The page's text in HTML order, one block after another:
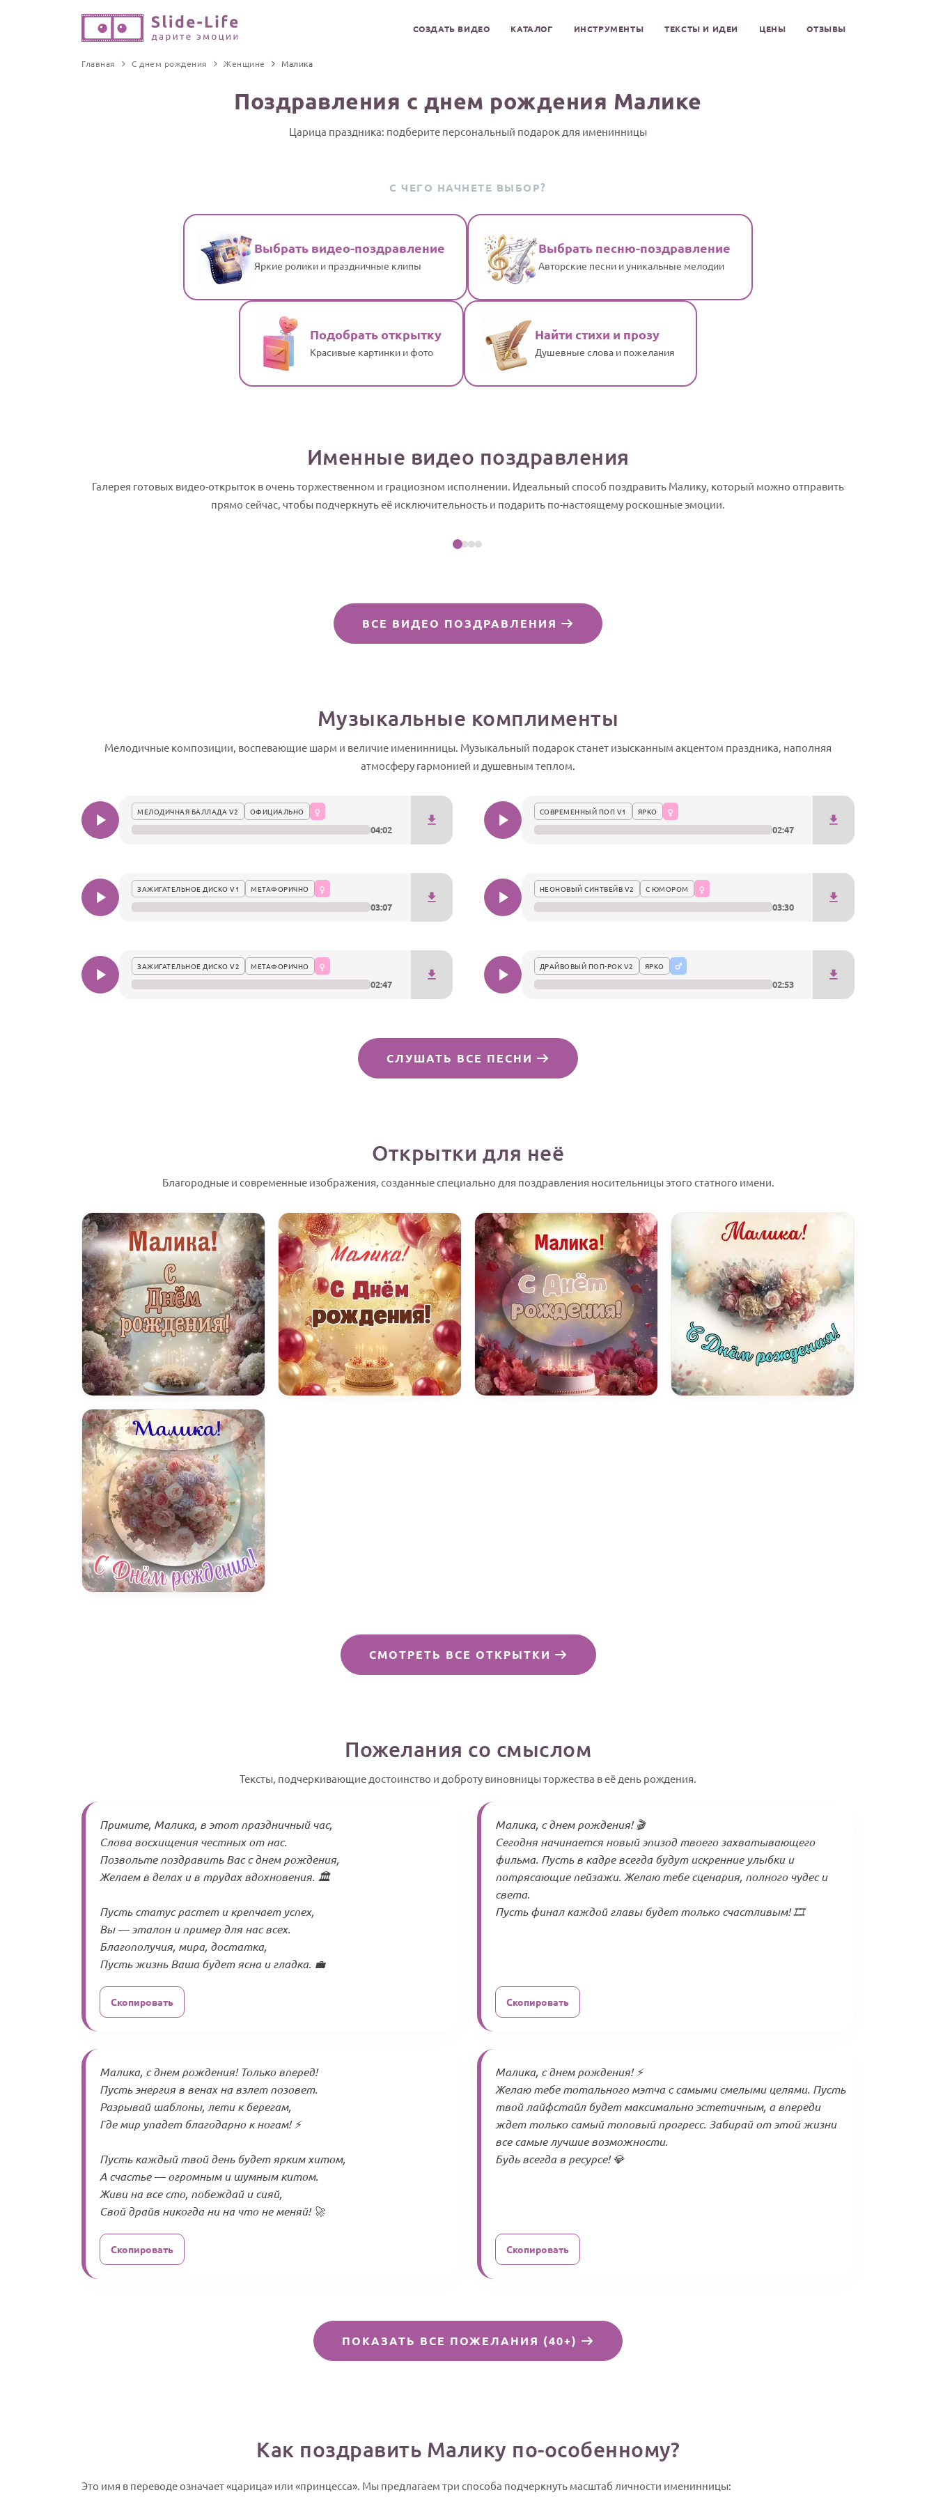
СОЗДАТЬ ВИДЕО КАТАЛОГ ИНСТРУМЕНТЫ ТЕКСТЫ И ИДЕИ ЦЕНЫ ОТЗЫВЫ
Главная С днем рождения Женщине Малика
Поздравления с днем рождения Малике
Царица праздника: подберите персональный подарок для именинницы
С ЧЕГО НАЧНЕТЕ ВЫБОР?
Выбрать видео-поздравление
Яркие ролики и праздничные клипы
Выбрать песню-поздравление
Авторские песни и уникальные мелодии
Подобрать открытку
Красивые картинки и фото
Найти стихи и прозу
Душевные слова и пожелания
Именные видео поздравления
Галерея готовых видео-открыток в очень торжественном и грациозном исполнении. Идеальный способ поздравить Малику, который можно отправить
прямо сейчас, чтобы подчеркнуть её исключительность и подарить по-настоящему роскошные эмоции.
Посмотреть пример
ВСЕ ВИДЕО ПОЗДРАВЛЕНИЯ
Музыкальные комплименты
Мелодичные композиции, воспевающие шарм и величие именинницы. Музыкальный подарок станет изысканным акцентом праздника, наполняя
атмосферу гармонией и душевным теплом.
МЕЛОДИЧНАЯ БАЛЛАДА V2 ОФИЦИАЛЬНО
04:02
СОВРЕМЕННЫЙ ПОП V1 ЯРКО
02:47
ЗАЖИГАТЕЛЬНОЕ ДИСКО V1 МЕТАФОРИЧНО
03:07
НЕОНОВЫЙ СИНТВЕЙВ V2 С ЮМОРОМ
03:30
ЗАЖИГАТЕЛЬНОЕ ДИСКО V2 МЕТАФОРИЧНО
02:47
ДРАЙВОВЫЙ ПОП-РОК V2 ЯРКО
02:53
СЛУШАТЬ ВСЕ ПЕСНИ
Открытки для неё
Благородные и современные изображения, созданные специально для поздравления носительницы этого статного имени.
СМОТРЕТЬ ВСЕ ОТКРЫТКИ
Пожелания со смыслом
Тексты, подчеркивающие достоинство и доброту виновницы торжества в её день рождения.
Примите, Малика, в этот праздничный час,
Слова восхищения честных от нас.
Позвольте поздравить Вас с днем рождения,
Желаем в делах и в трудах вдохновения. 🏛️
Пусть статус растет и крепчает успех,
Вы — эталон и пример для нас всех.
Благополучия, мира, достатка,
Пусть жизнь Ваша будет ясна и гладка. 💼
Скопировать
Малика, с днем рождения! 🎬
Сегодня начинается новый эпизод твоего захватывающего
фильма. Пусть в кадре всегда будут искренние улыбки и
потрясающие пейзажи. Желаю тебе сценария, полного чудес и
света.
Пусть финал каждой главы будет только счастливым! 🎞️
Скопировать
Малика, с днем рождения! Только вперед!
Пусть энергия в венах на взлет позовет.
Разрывай шаблоны, лети к берегам,
Где мир упадет благодарно к ногам! ⚡
Пусть каждый твой день будет ярким хитом,
А счастье — огромным и шумным китом.
Живи на все сто, побеждай и сияй,
Свой драйв никогда ни на что не меняй! 🚀
Скопировать
Малика, с днем рождения! ⚡️
Желаю тебе тотального мэтча с самыми смелыми целями. Пусть
твой лайфстайл будет максимально эстетичным, а впереди
ждет только самый топовый прогресс. Забирай от этой жизни
все самые лучшие возможности.
Будь всегда в ресурсе! 💎
Скопировать
ПОКАЗАТЬ ВСЕ ПОЖЕЛАНИЯ (40+)
Как поздравить Малику по-особенному?
Это имя в переводе означает «царица» или «принцесса». Мы предлагаем три способа подчеркнуть масштаб личности именинницы: